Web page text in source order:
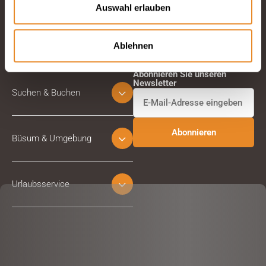
Auswahl erlauben
Ablehnen
Suchen & Buchen
Büsum & Umgebung
Urlaubsservice
Abonnieren Sie unseren
Newsletter